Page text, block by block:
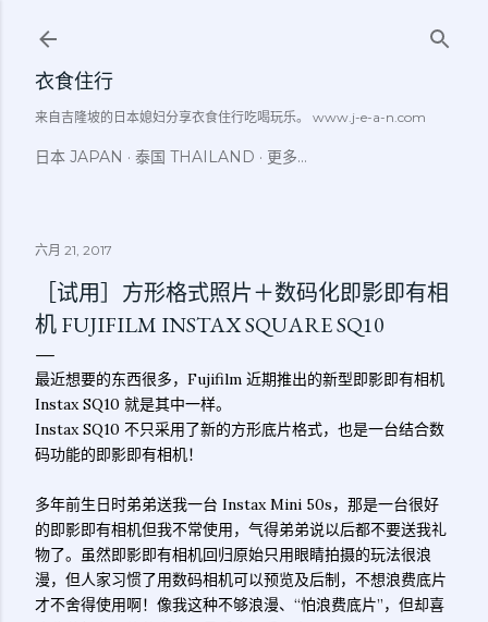
衣食住行
来自吉隆坡的日本媳妇分享衣食住行吃喝玩乐。 www.j-e-a-n.com
日本 JAPAN 泰国 THAILAND 更多…
六月 21, 2017
［试用］方形格式照片＋数码化即影即有相
机 FUJIFILM INSTAX SQUARE SQ10
最近想要的东西很多，Fujifilm 近期推出的新型即影即有相机
Instax SQ10 就是其中一样。
Instax SQ10 不只采用了新的方形底片格式，也是一台结合数
码功能的即影即有相机！
多年前生日时弟弟送我一台 Instax Mini 50s，那是一台很好
的即影即有相机但我不常使用，气得弟弟说以后都不要送我礼
物了。虽然即影即有相机回归原始只用眼睛拍摄的玩法很浪
漫，但人家习惯了用数码相机可以预览及后制，不想浪费底片
才不舍得使用啊！像我这种不够浪漫、“怕浪费底片”，但却喜